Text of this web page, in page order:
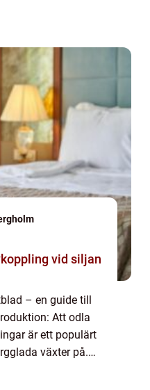
– en guide till
Att odla
är ett populärt
växter på.